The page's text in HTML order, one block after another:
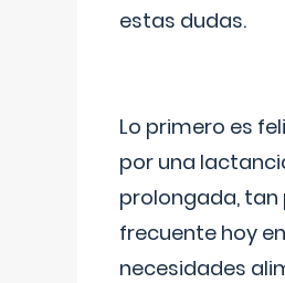
estas dudas.
Lo primero es
por una
prolongada, tan
frecuente hoy
necesidades